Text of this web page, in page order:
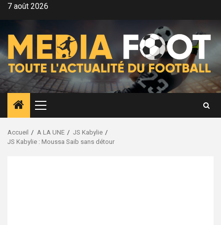
Aller7 août 2026
Menu
principal
Accueil A LA UNE
JS Kabylie
JS Kabylie : Moussa Saib sans détour